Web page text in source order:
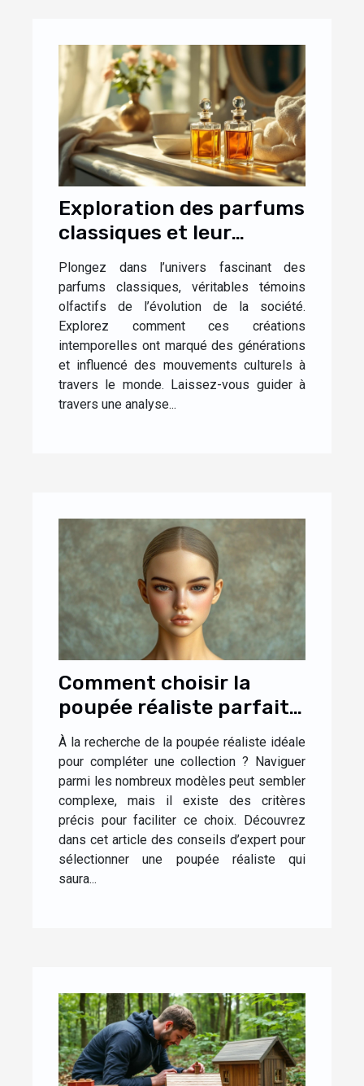
Exploration des parfums
classiques et leur
impact culturel
Plongez dans l’univers fascinant des
parfums classiques, véritables témoins
olfactifs de l’évolution de la société.
Explorez comment ces créations
intemporelles ont marqué des générations
et influencé des mouvements culturels à
travers le monde. Laissez-vous guider à
travers une analyse...
Comment choisir la
poupée réaliste parfaite
pour votre collection ?
À la recherche de la poupée réaliste idéale
pour compléter une collection ? Naviguer
parmi les nombreux modèles peut sembler
complexe, mais il existe des critères
précis pour faciliter ce choix. Découvrez
dans cet article des conseils d’expert pour
sélectionner une poupée réaliste qui
saura...